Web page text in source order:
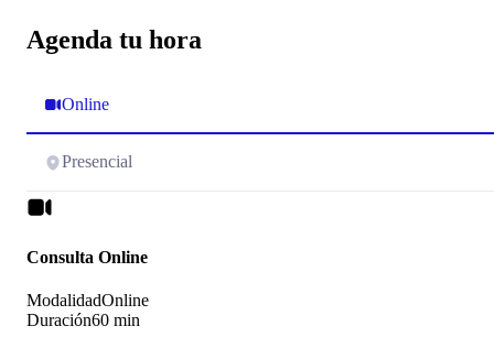
Agenda tu hora
Online
Presencial
Consulta Online
ModalidadOnline
Duración60 min